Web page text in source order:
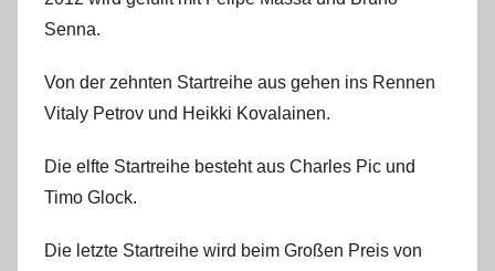
Senna.
Von der zehnten Startreihe aus gehen ins Rennen
Vitaly Petrov und Heikki Kovalainen.
Die elfte Startreihe besteht aus Charles Pic und
Timo Glock.
Die letzte Startreihe wird beim Großen Preis von